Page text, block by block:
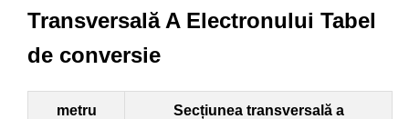
Transversală A Electronului Tabel
de conversie
metru
Secțiunea transversală a